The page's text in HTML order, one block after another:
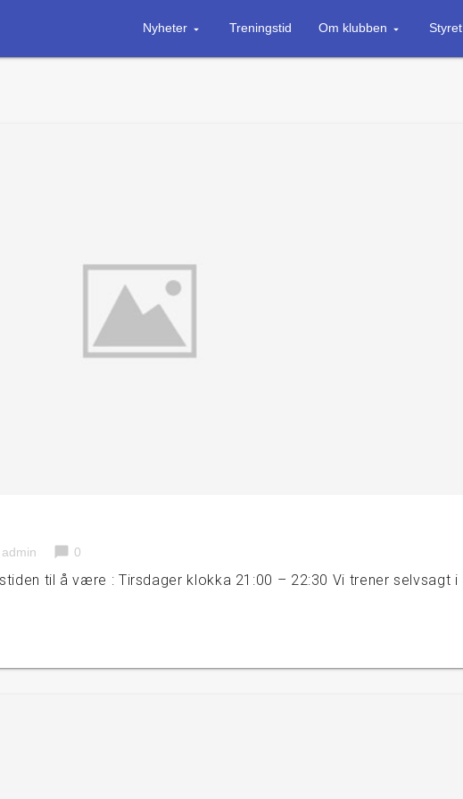
Nyheter Treningstid Om klubben Styret
admin chat_bubble 0
til å være : Tirsdager klokka 21:00 – 22:30 Vi trener selvsagt i